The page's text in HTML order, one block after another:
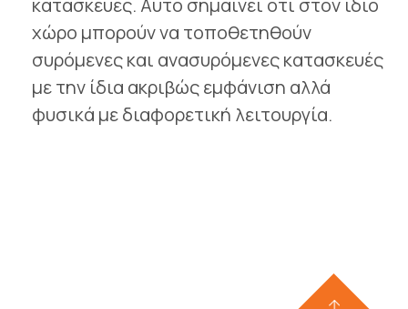
κατασκευές. Αυτό σημαίνει ότι στον ίδιο
χώρο μπορούν να τοποθετηθούν
συρόμενες και ανασυρόμενες κατασκευές
με την ίδια ακριβώς εμφάνιση αλλά
φυσικά με διαφορετική λειτουργία.